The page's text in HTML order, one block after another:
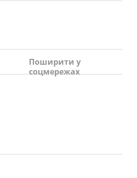
Поширити у
соцмережах